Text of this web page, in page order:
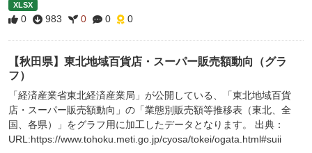
XLSX
0 983 0 0 0
【秋田県】東北地域百貨店・スーパー販売額動向（グラ
フ）
「経済産業省東北経済産業局」が公開している、「東北地域百貨
店・スーパー販売額動向」の「業態別販売額等推移表（東北、全
国、各県）」をグラフ用に加工したデータとなります。 出典：
URL:https://www.tohoku.meti.go.jp/cyosa/tokei/ogata.html#suii